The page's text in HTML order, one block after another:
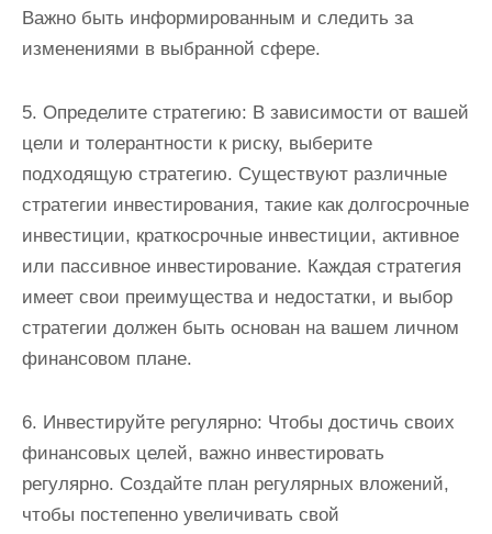
Важно быть информированным и следить за
изменениями в выбранной сфере.
5. Определите стратегию: В зависимости от вашей
цели и толерантности к риску, выберите
подходящую стратегию. Существуют различные
стратегии инвестирования, такие как долгосрочные
инвестиции, краткосрочные инвестиции, активное
или пассивное инвестирование. Каждая стратегия
имеет свои преимущества и недостатки, и выбор
стратегии должен быть основан на вашем личном
финансовом плане.
6. Инвестируйте регулярно: Чтобы достичь своих
финансовых целей, важно инвестировать
регулярно. Создайте план регулярных вложений,
чтобы постепенно увеличивать свой